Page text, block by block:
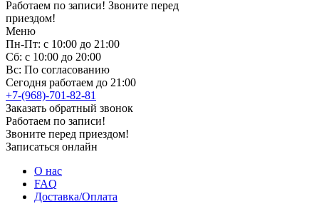
Работаем по записи! Звоните перед
приездом!
Меню
Пн-Пт: с 10:00 до 21:00
Сб: с 10:00 до 20:00
Вс: По согласованию
Сегодня работаем до 21:00
+7-(968)-701-82-81
Заказать обратный звонок
Работаем по записи!
Звоните перед приездом!
Записаться онлайн
О нас
FAQ
Доставка/Оплата